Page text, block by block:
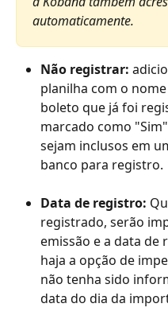
automaticamente.
Não registrar:
planilha com o
boleto que já foi
marcado como
sejam inclusos em
banco para registro.
Data de registro:
registrado, serão
emissão e a data de
haja a opção de
não tenha sido
data do dia da